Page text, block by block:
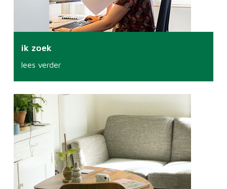
ik zoek
lees verder